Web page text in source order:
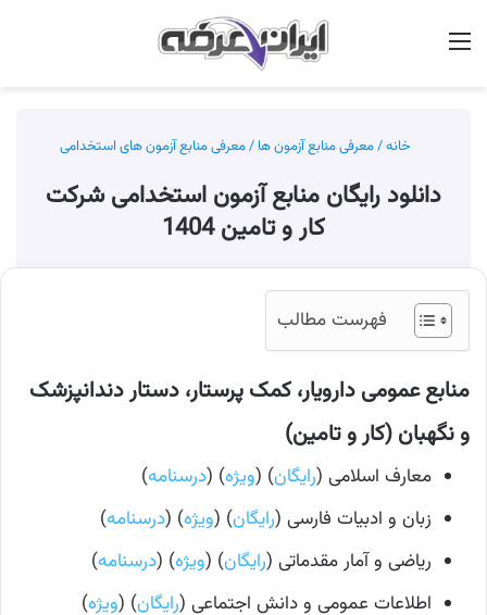
خانه/معرفی منابع آزمون ها /معرفی منابع آزمون های استخدامی
دانلود رایگان منابع آزمون استخدامی شرکت
کار و تامین 1404
فهرست مطالب
منابع عمومی دارویار، کمک پرستار، دستار دندانپزشک
و نگهبان (کار و تامین)
معارف اسلامی (رایگان) (ویژه) (درسنامه)
زبان و ادبیات فارسی (رایگان) (ویژه) (درسنامه)
ریاضی و آمار مقدماتی (رایگان) (ویژه) (درسنامه)
اطلاعات عمومی و دانش اجتماعی (رایگان) (ویژه)